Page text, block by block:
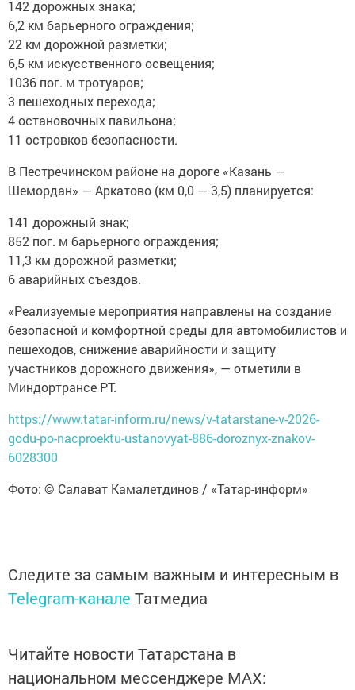
142 дорожных знака;
6,2 км барьерного ограждения;
22 км дорожной разметки;
6,5 км искусственного освещения;
1036 пог. м тротуаров;
3 пешеходных перехода;
4 остановочных павильона;
11 островков безопасности.
В Пестречинском районе на дороге «Казань —
Шемордан» — Аркатово (км 0,0 — 3,5) планируется:
141 дорожный знак;
852 пог. м барьерного ограждения;
11,3 км дорожной разметки;
6 аварийных съездов.
«Реализуемые мероприятия направлены на создание
безопасной и комфортной среды для автомобилистов и
пешеходов, снижение аварийности и защиту
участников дорожного движения», — отметили в
Миндортрансе РТ.
https://www.tatar-inform.ru/news/v-tatarstane-v-2026-
godu-po-nacproektu-ustanovyat-886-doroznyx-znakov-
6028300
Фото: © Салават Камалетдинов / «Татар-информ»
Следите за самым важным и интересным в
Telegram-канале Татмедиа
Читайте новости Татарстана в
национальном мессенджере MАХ: